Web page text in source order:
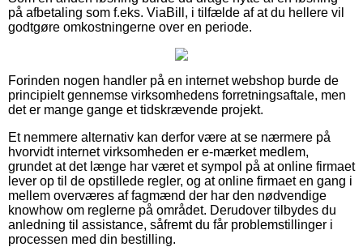
på afbetaling som f.eks. ViaBill, i tilfælde af at du hellere vil
godtgøre omkostningerne over en periode.
Forinden nogen handler på en internet webshop burde de
principielt gennemse virksomhedens forretningsaftale, men
det er mange gange et tidskrævende projekt.
Et nemmere alternativ kan derfor være at se nærmere på
hvorvidt internet virksomheden er e-mærket medlem,
grundet at det længe har været et sympol på at online firmaet
lever op til de opstillede regler, og at online firmaet en gang i
mellem overværes af fagmænd der har den nødvendige
knowhow om reglerne på området. Derudover tilbydes du
anledning til assistance, såfremt du får problemstillinger i
processen med din bestilling.